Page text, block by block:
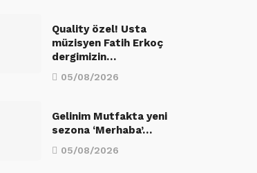
Quality özel! Usta
müzisyen Fatih Erkoç
dergimizin…
05/08/2026
Gelinim Mutfakta yeni
sezona ‘Merhaba’…
05/08/2026